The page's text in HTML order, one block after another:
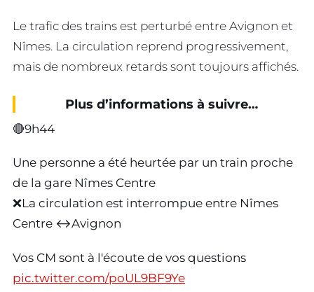
Le trafic des trains est perturbé entre Avignon et
Nîmes. La circulation reprend progressivement,
mais de nombreux retards sont toujours affichés.
Plus d’informations à suivre…
🔴9h44
Une personne a été heurtée par un train proche
de la gare Nîmes Centre
❌La circulation est interrompue entre Nîmes
Centre ↔️Avignon
Vos CM sont à l'écoute de vos questions
pic.twitter.com/poUL9BF9Ye